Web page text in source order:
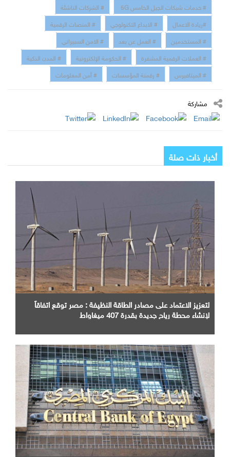
# خدمات شبكات الجيل الخامس 5G
# الشركات الناشئة
#ريادة الاعمال
# الابداع التكنولوجي
# المنصات الرقمية
# المستخدمين
# العمل عن بعد
# الامن السبيراني
# العملات الرقمية المشفرة
# الحكومة الإلكترونية
# المدن الذكية
# الميتافيرس
# رقمنة المؤسسات # أمن المعلومات
مشاركة
أخبار ذات صلة
لتعزيز الاعتماد على مصادر الطاقة النظيفة : مصر توقع اتفاقاً
لإنشاء محطة رياح جديدة بقدرة 407 ميغاواط